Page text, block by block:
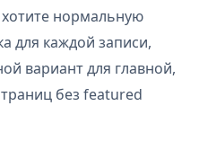
нормальную
для каждой записи,
вариант для главной,
без featured